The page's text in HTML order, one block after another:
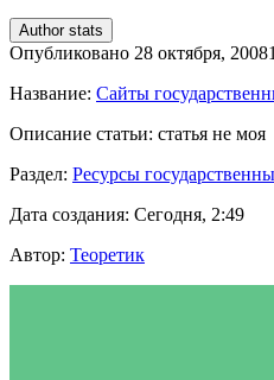
Author stats
Опубликовано 28 октября, 2008
Название: Сайты
Описание статьи: статья не моя
Раздел: Ресурсы
Дата создания: Сегодня, 2:49
Автор: Теоретик